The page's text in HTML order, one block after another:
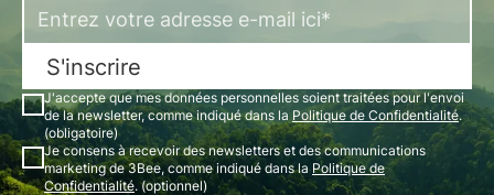
S'inscrire
J'accepte que mes données personnelles soient traitées pour l'envoi
de la newsletter, comme indiqué dans la Politique de Confidentialité.
(obligatoire)
Je consens à recevoir des newsletters et des communications
marketing de 3Bee, comme indiqué dans la Politique de
Confidentialité. (optionnel)